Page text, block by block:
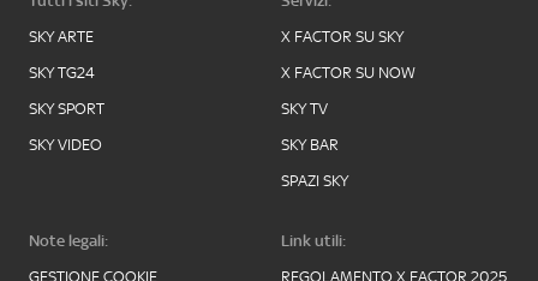
SKY ARTE
SKY TG24
SKY SPORT
SKY VIDEO
X FACTOR SU SKY
X FACTOR SU NOW
SKY TV
SKY BAR
SPAZI SKY
Note legali:
GESTIONE COOKIE
Link utili:
REGOLAMENTO X FACTOR 2025